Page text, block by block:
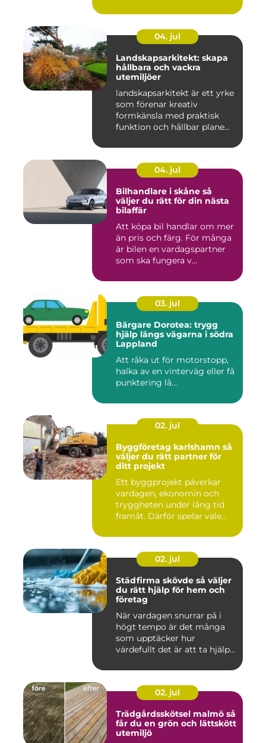
04. jul
Landskapsarkitekt: skapa
hållbara och vackra
utemiljöer
landskapsarkitekt är ett yrke
som förenar kreativ
formkänsla med praktisk
funktion och hållbar plane...
04. jul
Bilhandlare i skåne så
väljer du rätt för din nästa
bilaffär
Att köpa bil handlar om mer
än pris och färg. För många
är bilen en vardagspartner
som ska fungera v...
03. jul
Bärgare Dorotea: trygg
hjälp längs vägarna i södra
Lappland
Att råka ut för motorstopp,
halka av en vinterväg eller få
punktering lå...
02. jul
Byggföretag karlshamn så
väljer du rätt partner för
ditt projekt
Ett byggprojekt påverkar
vardagen, ekonomin och
tryggheten under lång tid
framåt. Därför spelar vale...
02. jul
Städfirma skövde så väljer
du rätt hjälp för hem och
företag
När vardagen snurrar på i
högt tempo är det många
som upptäcker hur
värdefullt det är att ta hjälp
02. jul
Trädgårdsskötsel malmö så
får du en grön och lättskött
utemiljö